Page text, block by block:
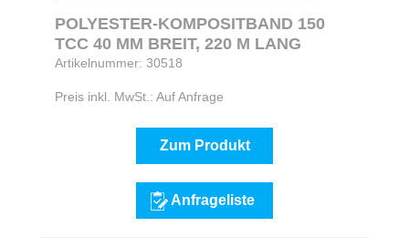
POLYESTER-KOMPOSITBAND 150
TCC 40 MM BREIT, 220 M LANG
Artikelnummer: 30518
Preis inkl. MwSt.: Auf Anfrage
Zum Produkt
Anfrageliste